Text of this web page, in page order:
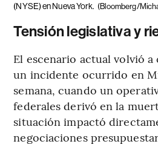
(NYSE) en Nueva York. (Bloomberg/
Tensión legislativa y
El escenario actual volvió
un incidente ocurrido en
semana, cuando un
federales derivó en la
situación impactó
negociaciones